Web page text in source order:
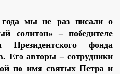
мы не раз писали о
солитон» – победителе
Президентского фонда
Его авторы – сотрудники
по имя святых Петра и